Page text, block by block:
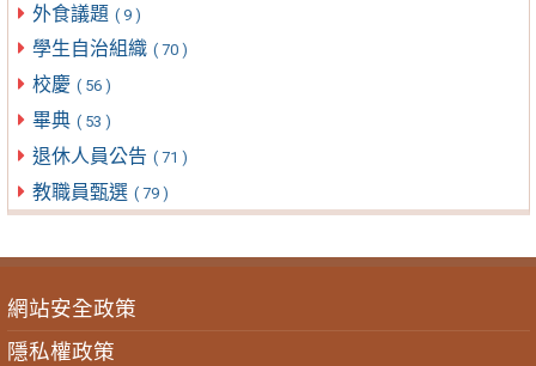
外食議題 ( 9 )
學生自治組織 ( 70 )
校慶 ( 56 )
畢典 ( 53 )
退休人員公告 ( 71 )
教職員甄選 ( 79 )
網站安全政策
隱私權政策